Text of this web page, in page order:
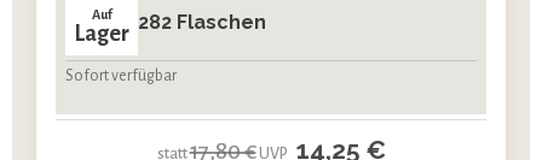
Auf
Lager 282 Flaschen
Sofort verfügbar
statt17,80 €UVP 14,25 €